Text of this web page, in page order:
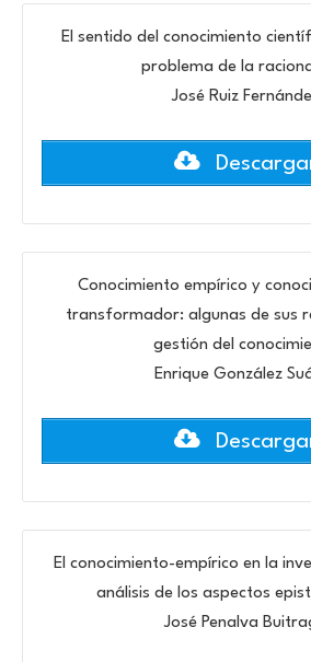
El sentido del conocimiento
problema de la
José Ruiz
Conocimiento empírico y
transformador: algunas de sus
gestión del
Enrique González
El conocimiento-empírico en la
análisis de los aspectos
José Penalva